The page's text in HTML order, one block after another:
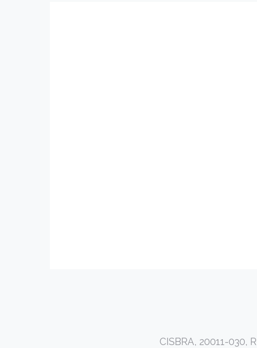
CISBRA, 20011-030,